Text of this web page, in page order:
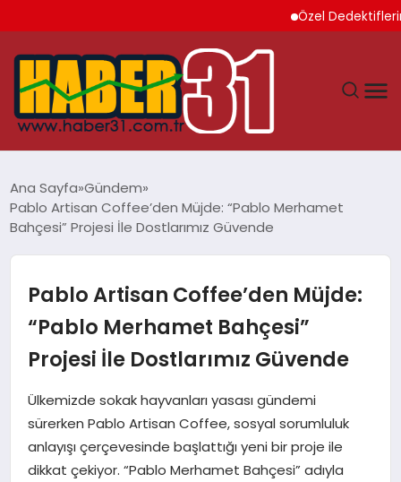
Özel Dedektiflerin
HATAY
GÜNDEM
MAGAZIN
SAĞLIK
Ana Sayfa Gündem
Pablo Artisan Coffee’den Müjde: “Pablo Merhamet
Bahçesi” Projesi İle Dostlarımız Güvende
Pablo Artisan Coffee’den Müjde:
“Pablo Merhamet Bahçesi”
Projesi İle Dostlarımız Güvende
Ülkemizde sokak hayvanları yasası gündemi
sürerken Pablo Artisan Coffee, sosyal sorumluluk
anlayışı çerçevesinde başlattığı yeni bir proje ile
dikkat çekiyor. “Pablo Merhamet Bahçesi” adıyla